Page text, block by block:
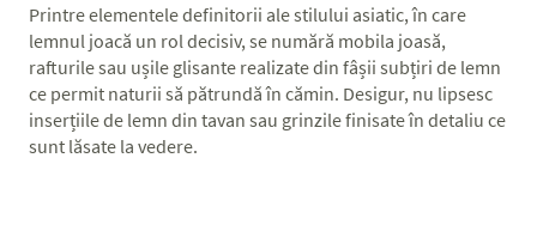
Printre elementele definitorii ale stilului asiatic, în care
lemnul joacă un rol decisiv, se numără mobila joasă,
rafturile sau ușile glisante realizate din fâșii subțiri de lemn
ce permit naturii să pătrundă în cămin. Desigur, nu lipsesc
inserțiile de lemn din tavan sau grinzile finisate în detaliu ce
sunt lăsate la vedere.